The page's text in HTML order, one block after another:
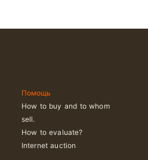
Помощь
How to buy and to whom
sell.
How to evaluate?
Internet auction